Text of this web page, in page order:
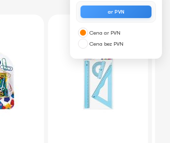
ar PVN
Cena ar PVN
Cena bez PVN